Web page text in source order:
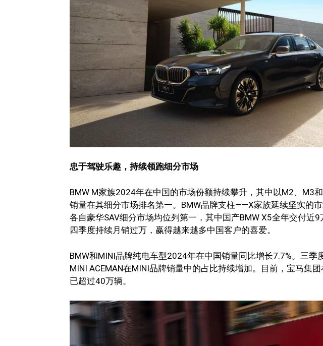
忠于驾驶乐趣，持续领跑细分市场
BMW M家族2024年在中国的市场份额持续攀升，其中以M2、M3
销量在其细分市场排名第一。BMW品牌支柱——X家族延续坚实的
各自豪华SAV细分市场均位列第一，其中国产BMW X5全年交付近
四季度持续月销过万，赢得越来越多中国客户的喜爱。
BMW和MINI品牌纯电车型2024年在中国销量同比增长7.7%。三季
MINI ACEMAN在MINI品牌销量中的占比持续增加。目前，宝马集
已超过40万辆。